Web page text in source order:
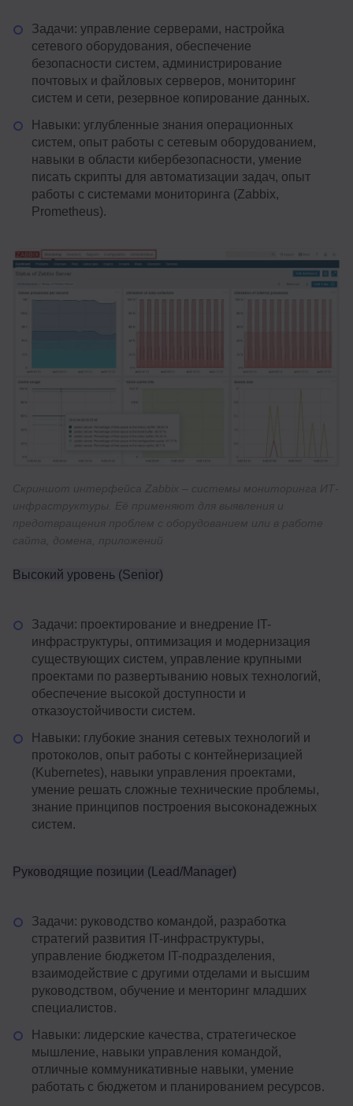
Задачи: управление серверами, настройка
сетевого оборудования, обеспечение
безопасности систем, администрирование
почтовых и файловых серверов, мониторинг
систем и сети, резервное копирование данных.
Навыки: углубленные знания операционных
систем, опыт работы с сетевым оборудованием,
навыки в области кибербезопасности, умение
писать скрипты для автоматизации задач, опыт
работы с системами мониторинга (Zabbix,
Prometheus).
Высокий уровень (Senior)
Задачи: проектирование и внедрение IT-
инфраструктуры, оптимизация и модернизация
существующих систем, управление крупными
проектами по развертыванию новых технологий,
обеспечение высокой доступности и
отказоустойчивости систем.
Навыки: глубокие знания сетевых технологий и
протоколов, опыт работы с контейнеризацией
(Kubernetes), навыки управления проектами,
умение решать сложные технические проблемы,
знание принципов построения высоконадежных
систем.
Руководящие позиции (Lead/Manager)
Задачи: руководство командой, разработка
стратегий развития IT-инфраструктуры,
управление бюджетом IT-подразделения,
взаимодействие с другими отделами и высшим
руководством, обучение и менторинг младших
специалистов.
Навыки: лидерские качества, стратегическое
мышление, навыки управления командой,
отличные коммуникативные навыки, умение
работать с бюджетом и планированием ресурсов.